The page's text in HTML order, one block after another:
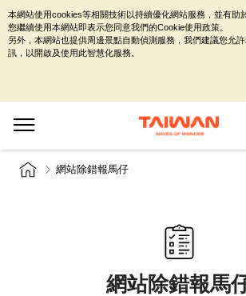
網站除錯報馬仔
網站除錯報馬
本網站使用cookies等相關技術以持續優化網站服務，並有助
您繼續使用本網站即表示您同意我們的Cookie使用政策。
另外，本網站也提供周邊景點自動偵測服務，我們建議您允
訊，以開啟及使用此智慧化服務。